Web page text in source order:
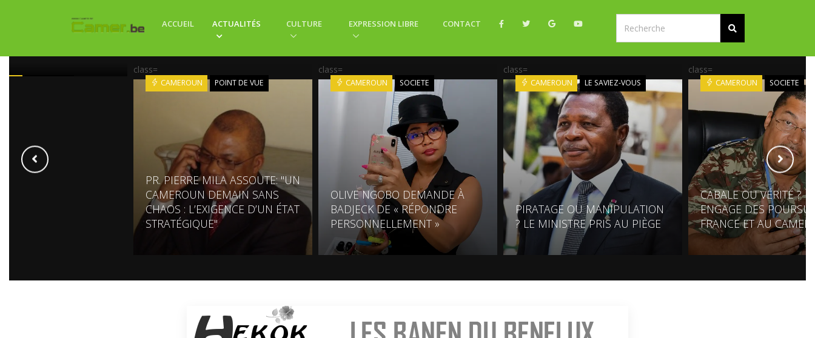
ACCUEIL ACTUALITÉS CULTURE EXPRESSION LIBRE CONTACT
CHANTIERS AU
: DES MILLIARDS
class=
CAMEROUN POINT DE VUE
PR. PIERRE MILA ASSOUTE: "UN
CAMEROUN DEMAIN SANS
CHAOS : L’EXIGENCE D’UN ÉTAT
STRATÉGIQUE"
class=
CAMEROUN SOCIETE
OLIVE NGOBO DEMANDE À
BADJECK DE « RÉPONDRE
PERSONNELLEMENT »
class=
CAMEROUN LE SAVIEZ-VOUS
PIRATAGE OU MANIPULATION
? LE MINISTRE PRIS AU PIÈGE
class=
CAMEROUN SOCIETE
CABALE OU VÉRITÉ ?
ENGAGE DES
FRANCE ET AU